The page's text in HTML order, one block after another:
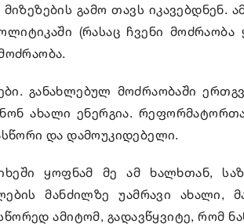
გამო თავს იკავებდნენ.
(რასაც ჩვენი
განახლებულ მოძრაობაში
ახალი ენერგია.
და დამოუკიდებელი.
ყოფნამ მე ამ ხალხთან,
მანძილზე უამრავი ახალი,
ამიტომ, გადავწყვიტე, რომ